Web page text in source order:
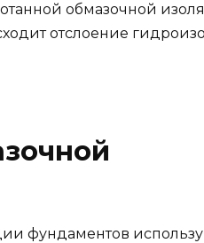
обмазочной
отслоение
фундаментов